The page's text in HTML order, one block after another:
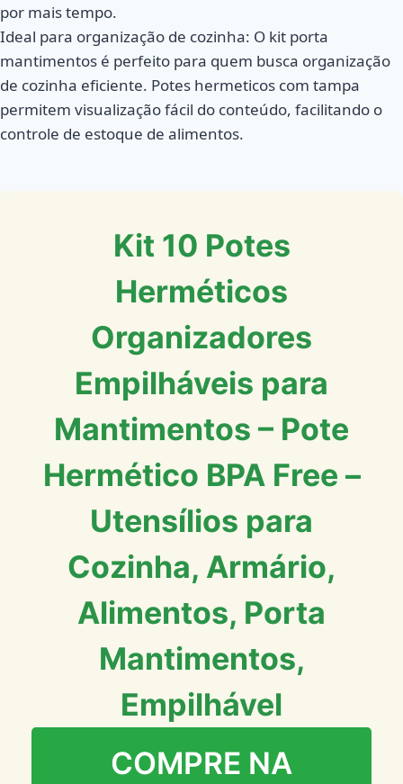
por mais tempo.
Ideal para organização de cozinha: O kit porta
mantimentos é perfeito para quem busca organização
de cozinha eficiente. Potes hermeticos com tampa
permitem visualização fácil do conteúdo, facilitando o
controle de estoque de alimentos.
Kit 10 Potes
Herméticos
Organizadores
Empilháveis para
Mantimentos – Pote
Hermético BPA Free –
Utensílios para
Cozinha, Armário,
Alimentos, Porta
Mantimentos,
Empilhável
COMPRE NA